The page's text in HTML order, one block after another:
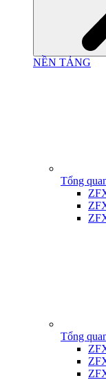
NỀN TẢNG
Tổng
Tổng